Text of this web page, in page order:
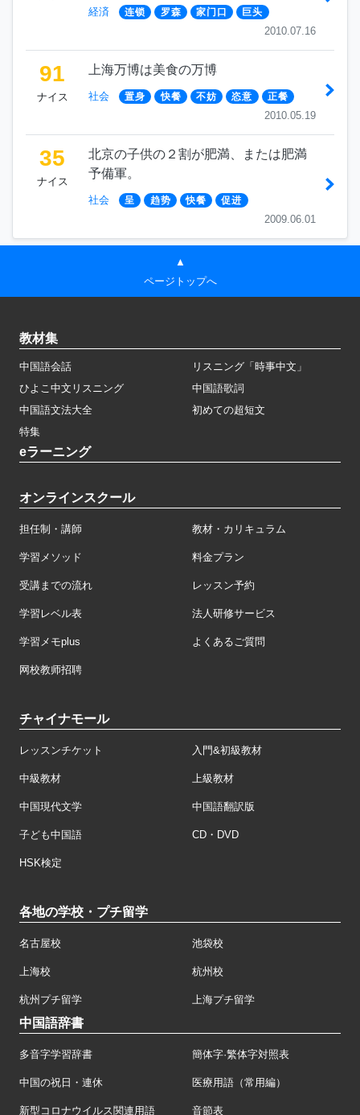
経済 连锁 罗森 家门口 巨头
2010.07.16
91
ナイス
上海万博は美食の万博
社会 置身 快餐 不妨 恣意 正餐
2010.05.19
35
ナイス
北京の子供の２割が肥満、または肥満
予備軍。
社会 呈 趋势 快餐 促进
2009.06.01
▲
ページトップへ
教材集
中国語会話
リスニング「時事中文」
ひよこ中文リスニング
中国語歌詞
中国語文法大全
初めての超短文
特集
eラーニング
オンラインスクール
担任制・講師 教材・カリキュラム
学習メソッド 料金プラン
受講までの流れ レッスン予約
学習レベル表 法人研修サービス
学習メモplus よくあるご質問
网校教师招聘
チャイナモール
レッスンチケット 入門&初級教材
中級教材 上級教材
中国現代文学 中国語翻訳版
子ども中国語 CD・DVD
HSK検定
各地の学校・プチ留学
名古屋校 池袋校
上海校 杭州校
杭州プチ留学 上海プチ留学
中国語辞書
多音字学習辞書 簡体字·繁体字対照表
中国の祝日・連休 医療用語（常用編）
新型コロナウイルス関連用語 音節表